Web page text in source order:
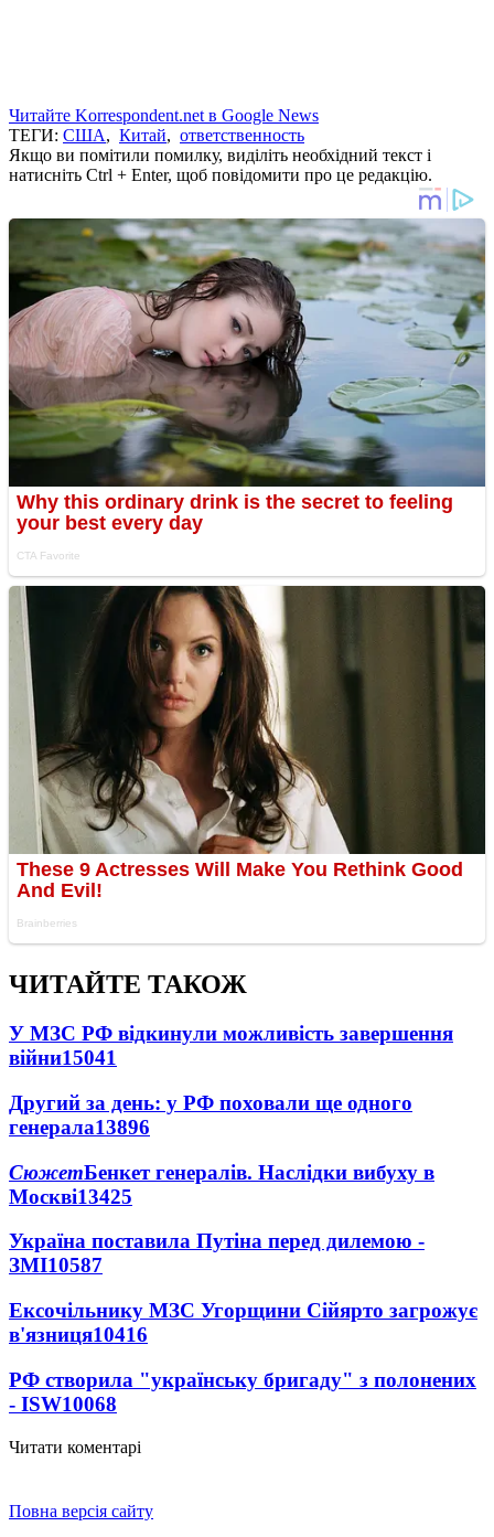
Читайте Korrespondent.net в Google News
ТЕГИ: США, Китай, ответственность
Якщо ви помітили помилку, виділіть необхідний текст і
натисніть Ctrl + Enter, щоб повідомити про це редакцію.
ЧИТАЙТЕ ТАКОЖ
У МЗС РФ відкинули можливість завершення
війни15041
Другий за день: у РФ поховали ще одного
генерала13896
СюжетБенкет генералів. Наслідки вибуху в
Москві13425
Україна поставила Путіна перед дилемою -
ЗМІ10587
Ексочільнику МЗС Угорщини Сійярто загрожує
в'язниця10416
РФ створила "українську бригаду" з полонених
- ISW10068
Читати коментарі
Повна версія сайту